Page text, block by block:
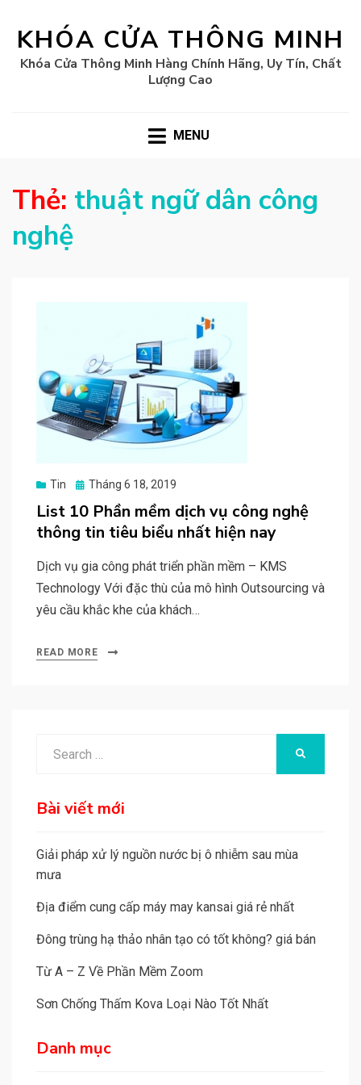
KHÓA CỬA THÔNG MINH
Khóa Cửa Thông Minh Hàng Chính Hãng, Uy Tín, Chất
Lượng Cao
MENU
Thẻ: thuật ngữ dân công
nghệ
Tin
Posted
Tháng 6 18, 2019
List 10 Phần mềm dịch vụ công nghệ
thông tin tiêu biểu nhất hiện nay
Dịch vụ gia công phát triển phần mềm – KMS
Technology Với đặc thù của mô hình Outsourcing và
yêu cầu khắc khe của khách…
READ MORE
Bài viết mới
Giải pháp xử lý nguồn nước bị ô nhiễm sau mùa
mưa
Địa điểm cung cấp máy may kansai giá rẻ nhất
Đông trùng hạ thảo nhân tạo có tốt không? giá bán
Từ A – Z Về Phần Mềm Zoom
Sơn Chống Thấm Kova Loại Nào Tốt Nhất
Danh mục